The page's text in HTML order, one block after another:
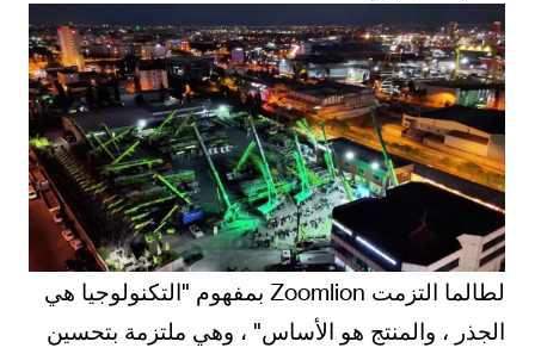
لطالما التزمت Zoomlion بمفهوم "التكنولوجيا هي
الجذر ، والمنتج هو الأساس" ، وهي ملتزمة بتحسين